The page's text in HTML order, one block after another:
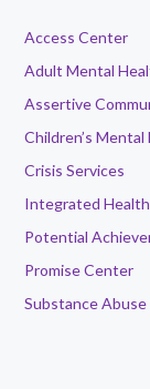
Access Center
Adult Mental
Assertive
Children’s Mental
Crisis Services
Integrated
Potential
Promise Center
Substance Abuse